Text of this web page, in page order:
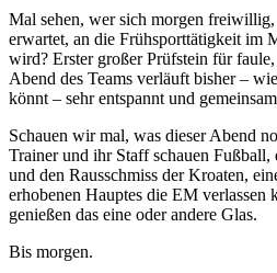
Mal sehen, wer sich morgen
erwartet, an die Frühsporttätigkeit im
wird? Erster großer Prüfstein für
Abend des Teams verläuft bisher –
könnt – sehr entspannt und
Schauen wir mal, was dieser Abend
Trainer und ihr Staff schauen Fußball,
und den Rausschmiss der Kroaten,
erhobenen Hauptes die EM verlassen
genießen das eine oder andere Glas.
Bis morgen.